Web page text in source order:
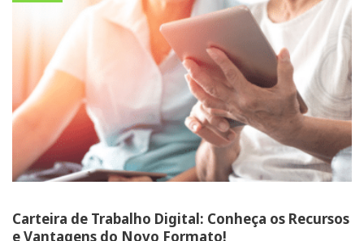
Carteira de Trabalho Digital: Conheça os Recursos
e Vantagens do Novo Formato!